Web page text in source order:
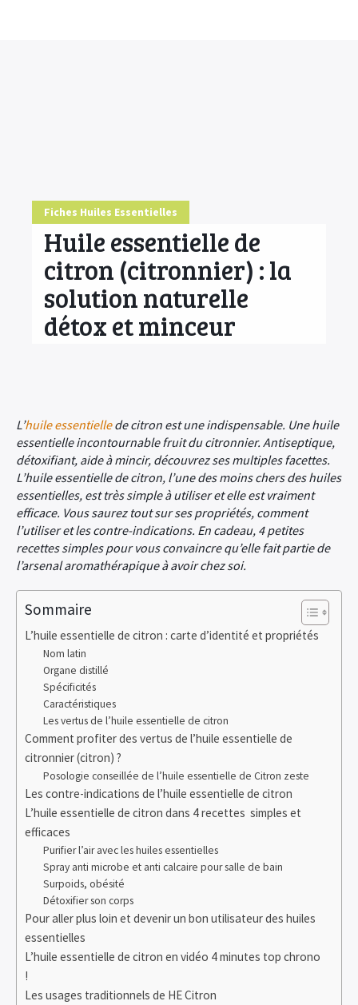
Fiches Huiles Essentielles
Huile essentielle de
citron (citronnier) : la
solution naturelle
détox et minceur
L’huile essentiellede citron est une indispensable. Une huile
essentielle incontournable fruit du citronnier. Antiseptique,
détoxifiant, aide à mincir, découvrez ses multiples facettes.
L’huile essentielle de citron, l’une des moins chers des huiles
essentielles, est très simple à utiliser et elle est vraiment
efficace. Vous saurez tout sur ses propriétés, comment
l’utiliser et les contre-indications. En cadeau, 4 petites
recettes simples pour vous convaincre qu’elle fait partie de
l’arsenal aromathérapique à avoir chez soi.
Sommaire
L’huile essentielle de citron : carte d’identité et propriétés
Nom latin
Organe distillé
Spécificités
Caractéristiques
Les vertus de l’huile essentielle de citron
Comment profiter des vertus de l’huile essentielle de
citronnier (citron) ?
Posologie conseillée de l’huile essentielle de Citron zeste
Les contre-indications de l’huile essentielle de citron
L’huile essentielle de citron dans 4 recettes simples et
efficaces
Purifier l’air avec les huiles essentielles
Spray anti microbe et anti calcaire pour salle de bain
Surpoids, obésité
Détoxifier son corps
Pour aller plus loin et devenir un bon utilisateur des huiles
essentielles
L’huile essentielle de citron en vidéo 4 minutes top chrono
!
Les usages traditionnels de HE Citron
COMMENCER ICI